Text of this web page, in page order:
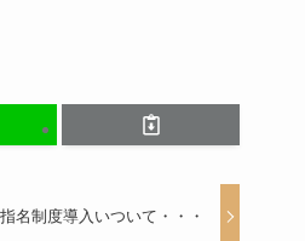
指名制度導入いついて・・・